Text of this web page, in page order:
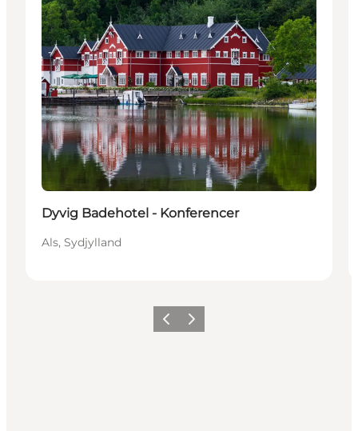
Dyvig Badehotel - Konferencer
Als, Sydjylland
ForrigeNæste